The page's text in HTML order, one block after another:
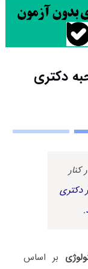
دکتری
کنار
دکتری
بر اساس